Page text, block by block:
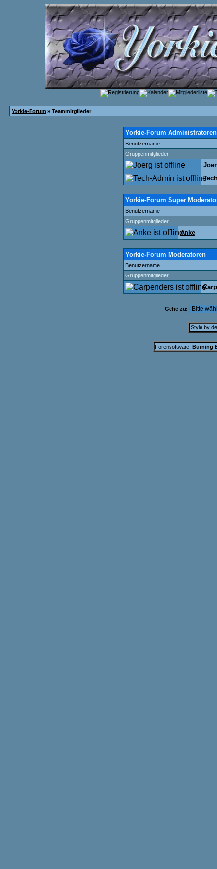
Yorkie-Forum » Teammitglieder
Yorkie-Forum Administratoren
Benutzername
Gruppenmitglieder
Yorkie-Forum Super
Benutzername
Gruppenmitglieder
Anke
Yorkie-Forum Moderatoren
Benutzername
Gruppenmitglieder
Gehe zu:
Style by
Forensoftware: Burning